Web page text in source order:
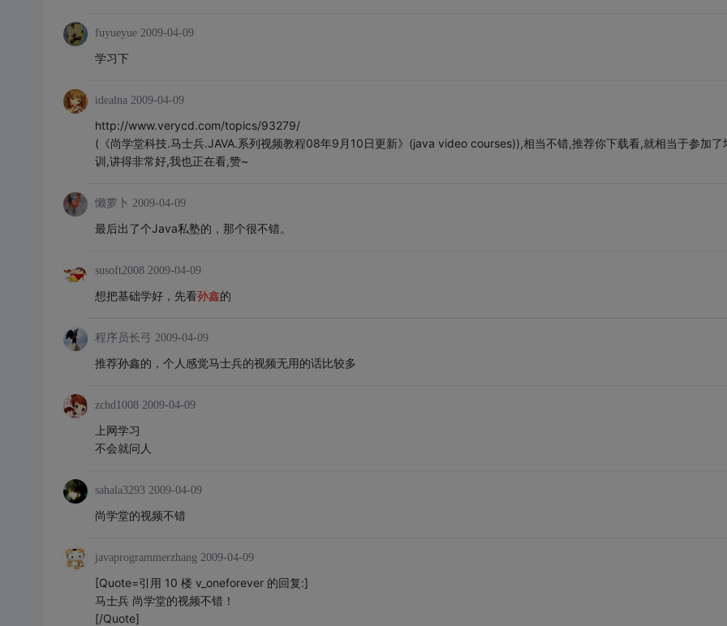
fuyueyue 2009-04-09
学习下
idealna 2009-04-09
http://www.verycd.com/topics/93279/
(《尚学堂科技.马士兵.JAVA.系列视频教程08年9月10日更新》(java video courses)),相当不错,推荐你下载看,就相当于参加了
训,讲得非常好,我也正在看,赞~
懒萝卜 2009-04-09
最后出了个Java私塾的，那个很不错。
susoft2008 2009-04-09
想把基础学好，先看孙鑫的
程序员长弓 2009-04-09
推荐孙鑫的，个人感觉马士兵的视频无用的话比较多
zchd1008 2009-04-09
上网学习
不会就问人
sahala3293 2009-04-09
尚学堂的视频不错
javaprogrammerzhang 2009-04-09
[Quote=引用 10 楼 v_oneforever 的回复:]
马士兵 尚学堂的视频不错！
[/Quote]